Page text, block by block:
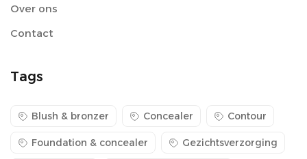
Over ons
Contact
Tags
Blush & bronzer Concealer Contour
Foundation & concealer Gezichtsverzorging